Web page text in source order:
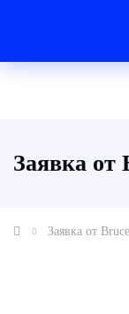
Заявка от
Заявка от